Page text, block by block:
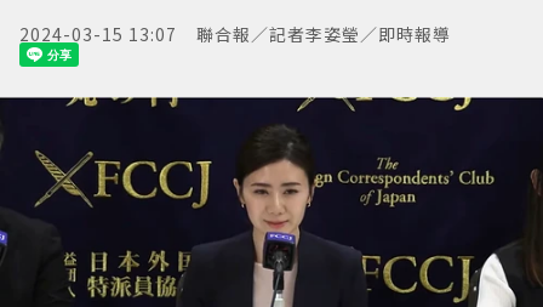
2024-03-15 13:07 聯合報／記者李姿瑩／即時報導